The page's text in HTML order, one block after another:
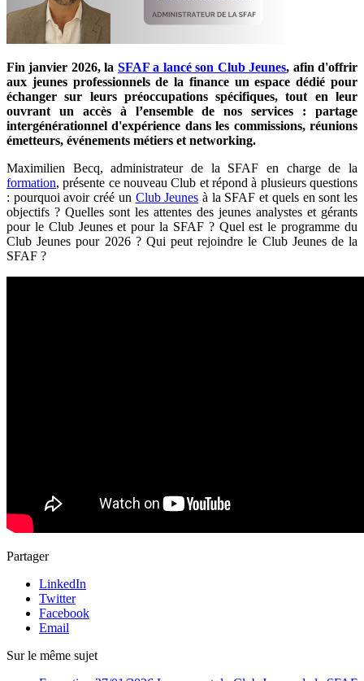
Fin janvier 2026, la SFAF a lancé son Club Jeunes, afin d'offrir
aux jeunes professionnels de la finance un espace dédié pour
échanger sur leurs préoccupations spécifiques, tout en leur
ouvrant un accès à l’ensemble de nos services : partage
intergénérationnel d'expérience dans les commissions, réunions
émetteurs, événements métiers et networking.
Maximilien Becq, administrateur de la SFAF en charge de la
formation, présente ce nouveau Club et répond à plusieurs questions
: pourquoi avoir créé un Club Jeunes à la SFAF et quels en sont les
objectifs ? Quelles sont les attentes des jeunes analystes et gérants
pour le Club Jeunes et pour la SFAF ? Quel est le programme du
Club Jeunes pour 2026 ? Qui peut rejoindre le Club Jeunes de la
SFAF ?
Partager
LinkedIn
Twitter
Facebook
Email
Sur le même sujet